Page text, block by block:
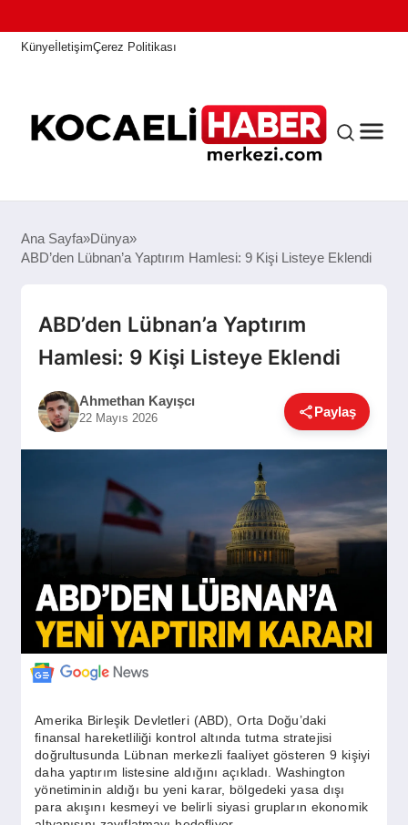
KünyeİletişimÇerez Politikası
ANASAYFA
ASAYIŞ
GÜNDEM
EKONOMI
SAĞLIK
SPOR
Ana Sayfa Dünya
ABD’den Lübnan’a Yaptırım Hamlesi: 9 Kişi Listeye Eklendi
ABD’den Lübnan’a Yaptırım
Hamlesi: 9 Kişi Listeye Eklendi
Ahmethan Kayışcı
22 Mayıs 2026 Paylaş
Amerika Birleşik Devletleri (ABD), Orta Doğu’daki
finansal hareketliliği kontrol altında tutma stratejisi
doğrultusunda Lübnan merkezli faaliyet gösteren 9 kişiyi
daha yaptırım listesine aldığını açıkladı. Washington
yönetiminin aldığı bu yeni karar, bölgedeki yasa dışı
para akışını kesmeyi ve belirli siyasi grupların ekonomik